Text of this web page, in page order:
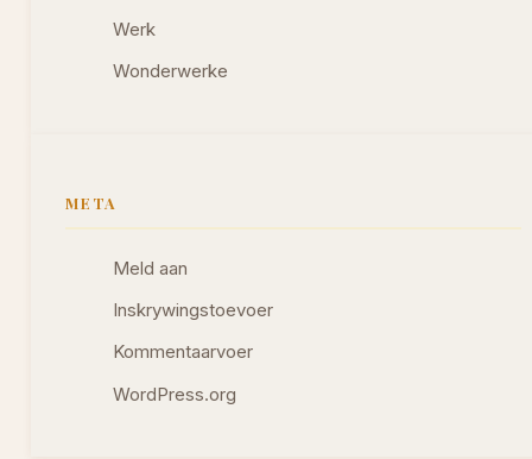
Werk
Wonderwerke
META
Meld aan
Inskrywingstoevoer
Kommentaarvoer
WordPress.org